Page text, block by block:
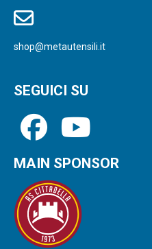
shop@metautensili.it
SEGUICI SU
MAIN SPONSOR